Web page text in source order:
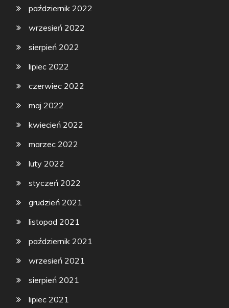
październik 2022
wrzesień 2022
sierpień 2022
lipiec 2022
czerwiec 2022
maj 2022
kwiecień 2022
marzec 2022
luty 2022
styczeń 2022
grudzień 2021
listopad 2021
październik 2021
wrzesień 2021
sierpień 2021
lipiec 2021